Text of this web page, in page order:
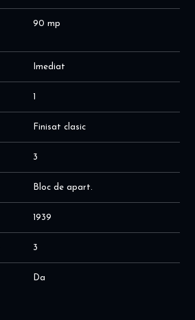
90 mp
Imediat
1
Finisat clasic
3
Bloc de apart.
1939
3
Da